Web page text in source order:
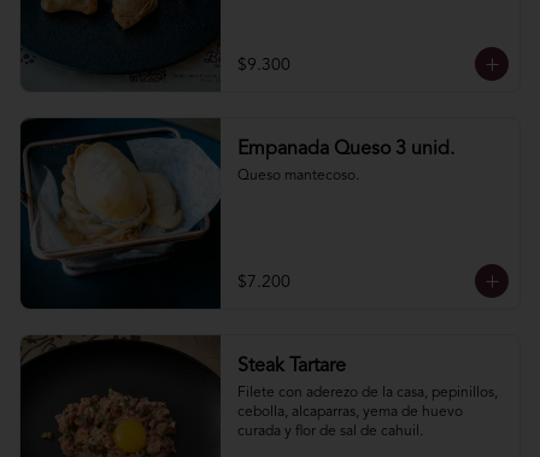
$9.300
Empanada Queso 3 unid.
Queso mantecoso.
$7.200
Steak Tartare
Filete con aderezo de la casa, pepinillos,
cebolla, alcaparras, yema de huevo
curada y flor de sal de cahuil.